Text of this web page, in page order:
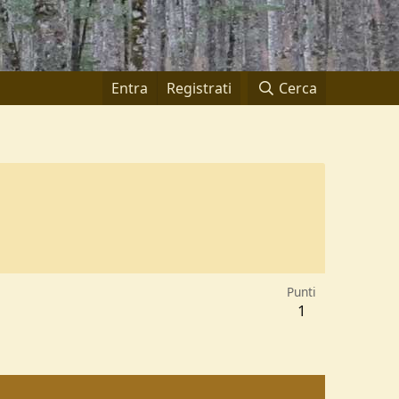
Entra Registrati Cerca
Punti
1